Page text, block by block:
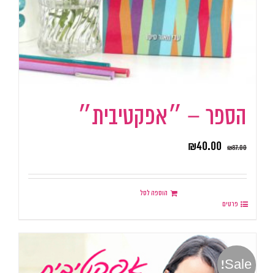
הספר – ״אפקטיבית״
₪87.00
₪40.00
הוספה לסל
פרטים
Sale!